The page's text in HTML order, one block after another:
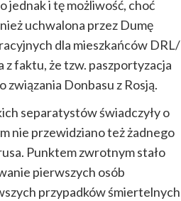
jednak i tę możliwość, choć
uchwalona przez Dumę
dla mieszkańców DRL/
faktu, że tzw. paszportyzacja
Donbasu z Rosją.
separatystów świadczyły o
nie przewidziano też żadnego
Punktem zwrotnym stało
pierwszych osób
przypadków śmiertelnych